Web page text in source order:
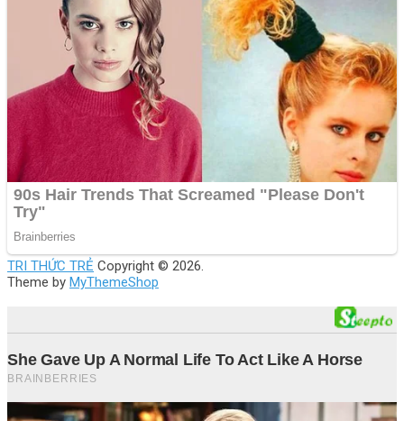
TRI THỨC TRẺ Copyright © 2026.
Theme by MyThemeShop